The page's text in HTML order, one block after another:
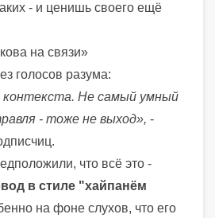
- и ценишь своего ещё
на связи»
голосов разума:
контекста. Не самый умный
- тоже не выход», -
что всё это -
в стиле "хайпанём
на фоне слухов, что его